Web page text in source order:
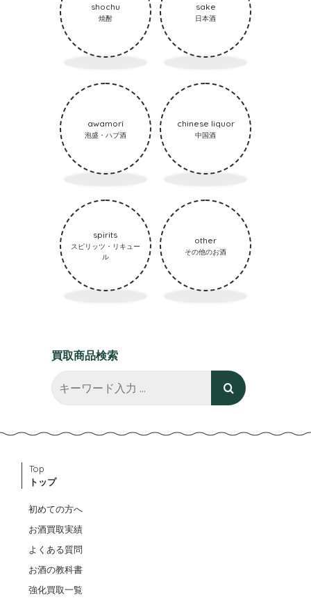
shochu
焼酎
sake
日本酒
awamori
泡盛・ハブ酒
chinese liquor
中国酒
spirits
スピリッツ・リキュー
ル
other
その他のお酒
買取商品検索
Top
トップ
初めての方へ
お酒買取実績
よくある質問
お酒の教科書
強化買取一覧